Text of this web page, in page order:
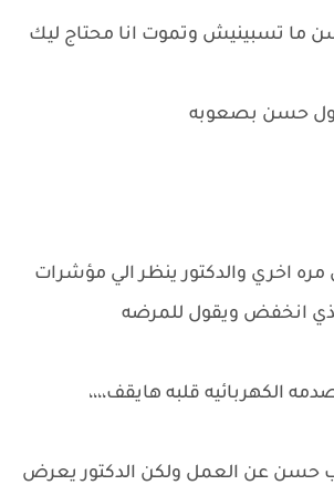
ما تسبينيش وتموت انا محتاج ليك
حسن بصعوبه
اخري والدكتور ينظر الي مؤشرات
انخفض ويقول للمرضه
الكهربائيه قلبه هايقف،،،،
حسن عن العمل ولكن الدكتور يعرض